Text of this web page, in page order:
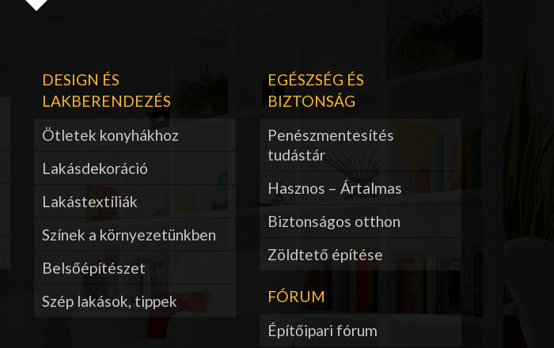
DESIGN ÉS
LAKBERENDEZÉS
Ötletek konyhákhoz
Lakásdekoráció
Lakástextíliák
Színek a környezetünkben
Belsőépítészet
Szép lakások, tippek
EGÉSZSÉG ÉS
BIZTONSÁG
Penészmentesítés
tudástár
Hasznos – Ártalmas
Biztonságos otthon
Zöldtető építése
FÓRUM
Építőipari fórum